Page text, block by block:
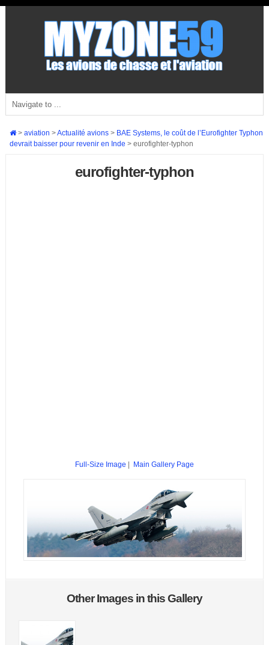
> aviation >Actualité avions> BAE Systems, le coût de l’Eurofighter Typhon
devrait baisser pour revenir en Inde > eurofighter-typhon
eurofighter-typhon
Full-Size Image Main Gallery Page
Other Images in this Gallery